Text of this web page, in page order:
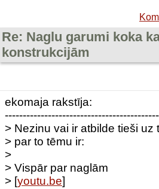
Re: Naglu garumi koka
konstrukcijām
ekomaja rakstīja:
> Nezinu vai ir atbilde tieši uz
> par to tēmu ir:
>
> Vispār par naglām
> [youtu.be]